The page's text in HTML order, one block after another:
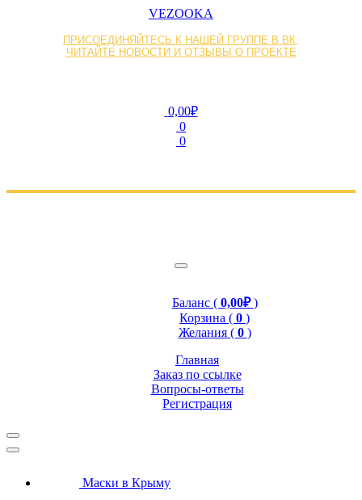
VEZOOKA
ПРИСОЕДИНЯЙТЕСЬ К НАШЕЙ ГРУППЕ В ВК,
ЧИТАЙТЕ НОВОСТИ И ОТЗЫВЫ О ПРОЕКТЕ
0,00₽
0
0
Баланс ( 0,00₽)
Корзина ( 0 )
Желания ( 0 )
Главная
Заказ по ссылке
Вопросы-ответы
Регистрация
Маски в Крыму